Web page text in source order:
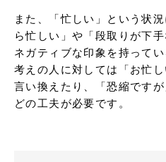
また、「忙しい」という状
ら忙しい」や「段取りが下
ネガティブな印象を持って
考えの人に対しては「お忙
言い換えたり、「恐縮です
どの工夫が必要です。